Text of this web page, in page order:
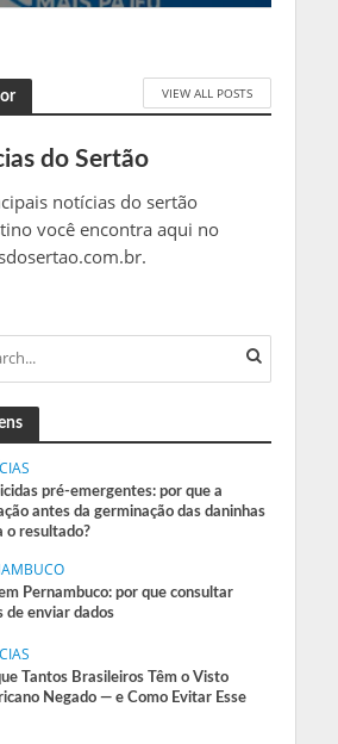
VIEW ALL POSTS
do Sertão
notícias do sertão
você encontra aqui no
pré-emergentes: por que a
antes da germinação das daninhas
o resultado?
Pernambuco: por que consultar
de enviar dados
Tantos Brasileiros Têm o Visto
Negado — e Como Evitar Esse